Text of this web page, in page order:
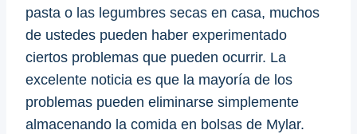
pasta o las legumbres secas en casa, muchos
de ustedes pueden haber experimentado
ciertos problemas que pueden ocurrir. La
excelente noticia es que la mayoría de los
problemas pueden eliminarse simplemente
almacenando la comida en bolsas de Mylar.